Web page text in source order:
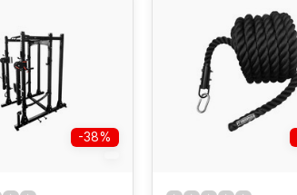
-38%